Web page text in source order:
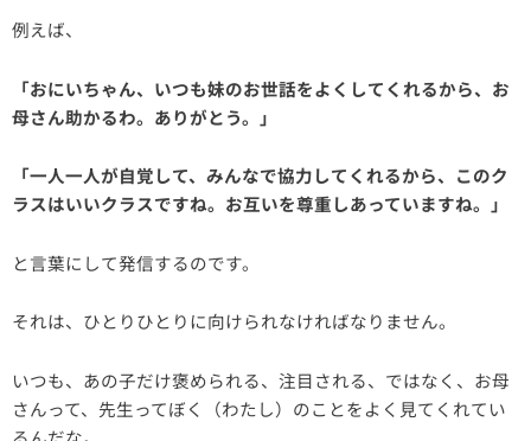
例えば、
「おにいちゃん、いつも妹のお世話をよくしてくれるから、お
母さん助かるわ。ありがとう。」
「一人一人が自覚して、みんなで協力してくれるから、このク
ラスはいいクラスですね。お互いを尊重しあっていますね。」
と言葉にして発信するのです。
それは、ひとりひとりに向けられなければなりません。
いつも、あの子だけ褒められる、注目される、ではなく、お母
さんって、先生ってぼく（わたし）のことをよく見てくれてい